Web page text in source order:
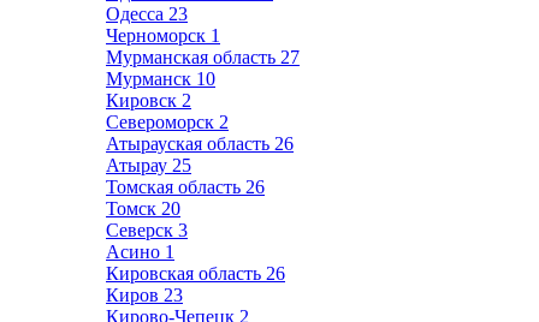
Одесса 23
Черноморск 1
Мурманская область 27
Мурманск 10
Кировск 2
Североморск 2
Атырауская область 26
Атырау 25
Томская область 26
Томск 20
Северск 3
Асино 1
Кировская область 26
Киров 23
Кирово-Чепецк 2